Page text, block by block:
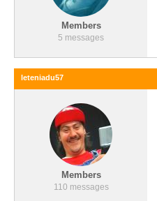
Members
5 messages
leteniadu57
Members
110 messages